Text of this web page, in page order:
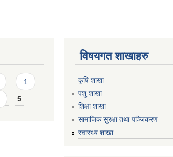
1
5
विषयगत शाखाहरु
कृषि शाखा
पशु शाखा
शिक्षा शाखा
सामाजिक सुरक्षा तथा पञ्जिकरण
स्वास्थ्य शाखा